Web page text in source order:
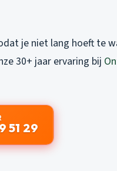
je niet lang hoeft te
30+ jaar ervaring bij
51 29